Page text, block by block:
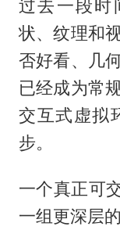
过去一段时
状、纹理和
否好看、几
已经成为常
交互式虚拟
步。
一个真正可
一组更深层